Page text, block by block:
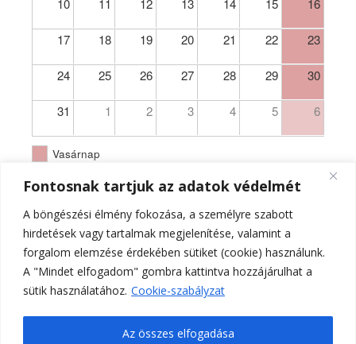
Fontosnak tartjuk az adatok védelmét
A böngészési élmény fokozása, a személyre szabott
hirdetések vagy tartalmak megjelenítése, valamint a
forgalom elemzése érdekében sütiket (cookie) használunk.
A "Mindet elfogadom" gombra kattintva hozzájárulhat a
sütik használatához. Cookie-szabályzat
Az összes elfogadása
10 11 12 13 14 15 16
17 18 19 20 21 22 23
24 25 26 27 28 29 30
31 1 2 3 4 5 6
Vasárnap